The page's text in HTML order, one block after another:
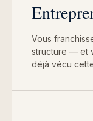
Vous
structure — et
déjà vécu